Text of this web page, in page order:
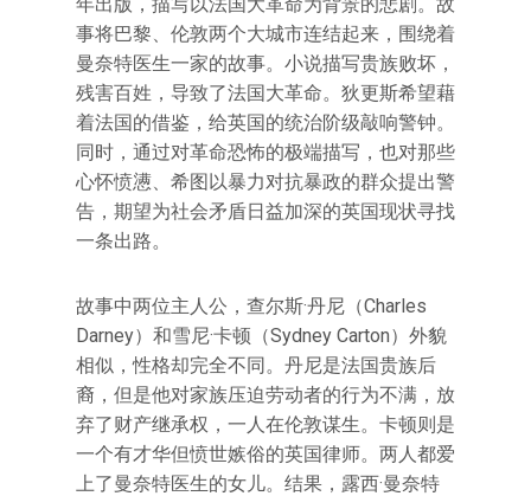
事将巴黎、伦敦两个大城市连结起来，围绕着
曼奈特医生一家的故事。小说描写贵族败坏，
残害百姓，导致了法国大革命。狄更斯希望藉
着法国的借鉴，给英国的统治阶级敲响警钟。
同时，通过对革命恐怖的极端描写，也对那些
心怀愤懑、希图以暴力对抗暴政的群众提出警
告，期望为社会矛盾日益加深的英国现状寻找
一条出路。
故事中两位主人公，查尔斯·丹尼（Charles
Darney）和雪尼·卡顿（Sydney Carton）外貌
相似，性格却完全不同。丹尼是法国贵族后
裔，但是他对家族压迫劳动者的行为不满，放
弃了财产继承权，一人在伦敦谋生。卡顿则是
一个有才华但愤世嫉俗的英国律师。两人都爱
上了曼奈特医生的女儿。结果，露西·曼奈特